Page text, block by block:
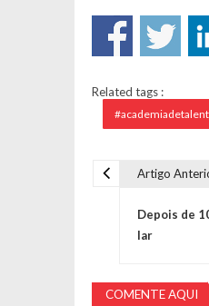
Related tags :
Artigo
Depois de
lar
COMENTE AQUI